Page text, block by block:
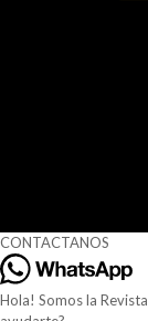
CONTACTANOS
Hola! Somos la